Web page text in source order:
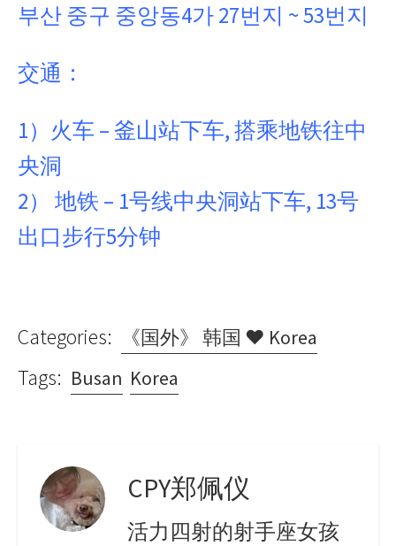
부산 중구 중앙동4가 27번지 ~ 53번지
交通：
1）火车 – 釜山站下车, 搭乘地铁往中
央洞
2） 地铁 – 1号线中央洞站下车, 13号
出口步行5分钟
Categories: 《国外》 韩国 ♥ Korea
Tags: Busan Korea
CPY郑佩仪
活力四射的射手座女孩